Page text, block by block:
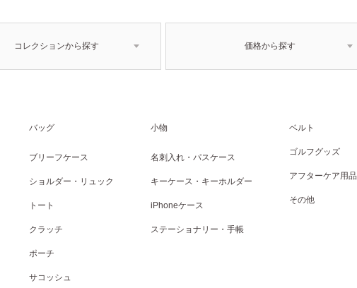
コレクションから探す 価格から探す
バッグ
ブリーフケース
ショルダー・リュック
トート
クラッチ
ポーチ
サコッシュ
小物
名刺入れ・パスケース
キーケース・キーホルダー
iPhoneケース
ステーショナリー・手帳
ベルト
ゴルフグッズ
アフターケア用品
その他